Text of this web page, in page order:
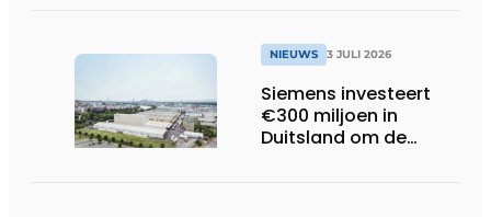
NIEUWS 3 JULI 2026
Siemens investeert
€300 miljoen in
Duitsland om de